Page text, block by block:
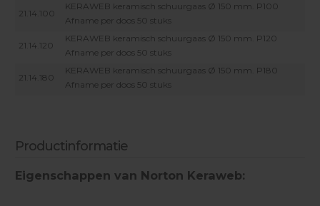
21.14.100
KERAWEB keramisch schuurgaas Ø 150 mm. P100
Afname per doos 50 stuks
21.14.120
KERAWEB keramisch schuurgaas Ø 150 mm. P120
Afname per doos 50 stuks
21.14.180
KERAWEB keramisch schuurgaas Ø 150 mm. P180
Afname per doos 50 stuks
Productinformatie
Eigenschappen van Norton Keraweb: